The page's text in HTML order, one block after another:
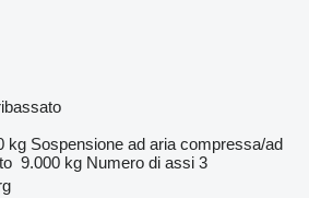
kg Sospensione ad aria compressa/ad
9.000 kg Numero di assi 3